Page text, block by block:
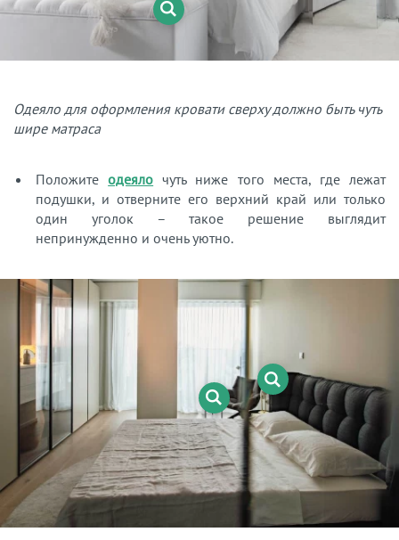
Одеяло для оформления кровати сверху должно быть чуть
шире матраса
Положитеодеяло чуть ниже того места, где лежат
подушки, и отверните его верхний край или только
один уголок – такое решение выглядит
непринужденно и очень уютно.